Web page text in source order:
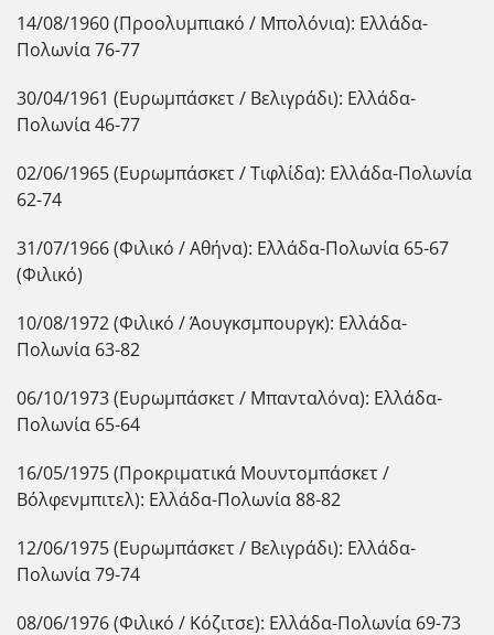
14/08/1960 (Προολυμπιακό / Μπολόνια): Ελλάδα-
Πολωνία 76-77
30/04/1961 (Ευρωμπάσκετ / Βελιγράδι): Ελλάδα-
Πολωνία 46-77
02/06/1965 (Ευρωμπάσκετ / Τιφλίδα): Ελλάδα-Πολωνία
62-74
31/07/1966 (Φιλικό / Αθήνα): Ελλάδα-Πολωνία 65-67
(Φιλικό)
10/08/1972 (Φιλικό / Άουγκσμπουργκ): Ελλάδα-
Πολωνία 63-82
06/10/1973 (Ευρωμπάσκετ / Μπανταλόνα): Ελλάδα-
Πολωνία 65-64
16/05/1975 (Προκριματικά Μουντομπάσκετ /
Βόλφενμπιτελ): Ελλάδα-Πολωνία 88-82
12/06/1975 (Ευρωμπάσκετ / Βελιγράδι): Ελλάδα-
Πολωνία 79-74
08/06/1976 (Φιλικό / Κόζιτσε): Ελλάδα-Πολωνία 69-73